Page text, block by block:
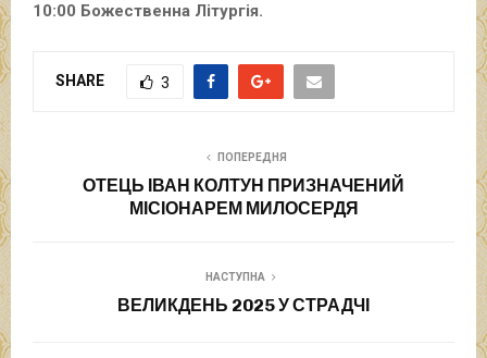
10:00 Божественна Літургія.
SHARE 3
ПОПЕРЕДНЯ
ОТЕЦЬ ІВАН КОЛТУН ПРИЗНАЧЕНИЙ
МІСІОНАРЕМ МИЛОСЕРДЯ
НАСТУПНА
ВЕЛИКДЕНЬ 2025 У СТРАДЧІ